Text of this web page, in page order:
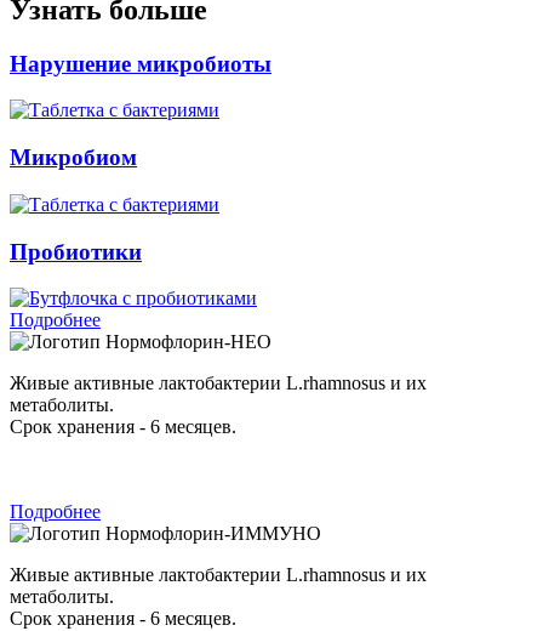
Узнать больше
Нарушение микробиоты
Микробиом
Пробиотики
Подробнее
Нормофлорин-НЕО
Живые активные лактобактерии L.rhamnosus и их
метаболиты.
Срок хранения - 6 месяцев.
Подробнее
Нормофлорин-ИММУНО
Живые активные лактобактерии L.rhamnosus и их
метаболиты.
Срок хранения - 6 месяцев.